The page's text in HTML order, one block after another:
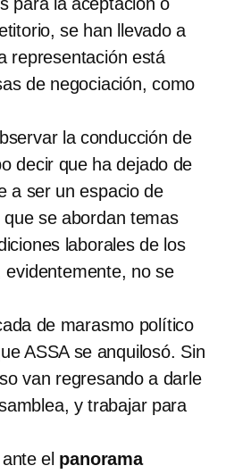
se han llevado a
representación está
de negociación, como
la conducción de
decir que ha dejado de
a ser un espacio de
se abordan temas
laborales de los
no se
de marasmo político
ASSA se anquilosó. Sin
van regresando a darle
y trabajar para
el panorama